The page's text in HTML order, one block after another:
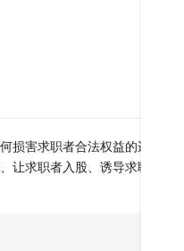
损害求职者合法权益的违法违
让求职者入股、诱导求职者异